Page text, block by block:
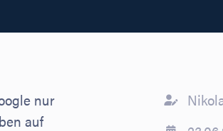
nur
auf